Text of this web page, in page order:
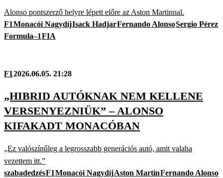
Alonso pontszerző helyre lépett előre az Aston Martinnal.
F1Monacói NagydíjIsack HadjarFernando AlonsoSergio Pérez
Formula–1FIA
F12026.06.05. 21:28
„HIBRID AUTÓKNAK NEM KELLENE
VERSENYEZNIÜK” – ALONSO
KIFAKADT MONACÓBAN
„Ez valószínűleg a legrosszabb generációs autó, amit valaha
vezettem itt.”
szabadedzésF1Monacói NagydíjAston MartinFernando Alonso